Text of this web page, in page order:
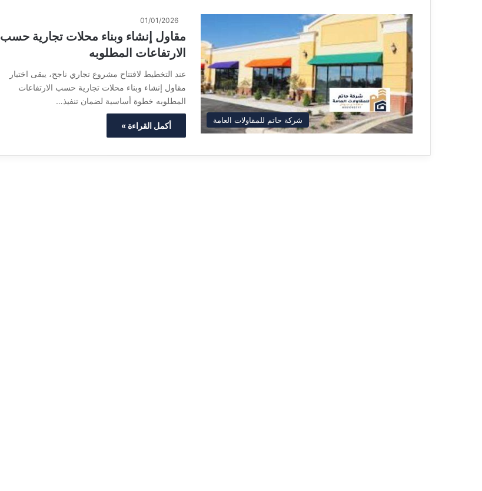
شركة حاتم للمقاولات العامة
01/01/2026
مقاول إنشاء وبناء محلات تجارية حسب
الارتفاعات المطلوبه
عند التخطيط لافتتاح مشروع تجاري ناجح، يبقى اختيار
مقاول إنشاء وبناء محلات تجارية حسب الارتفاعات
المطلوبه خطوة أساسية لضمان تنفيذ…
أكمل القراءة »